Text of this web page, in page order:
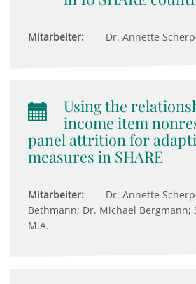
Mitarbeiter: Dr. Annette
Using the
income item
panel attrition for
measures in SHARE
Mitarbeiter:
Dr. Annette
Bethmann; Dr. Michael Bergmann;
M.A.